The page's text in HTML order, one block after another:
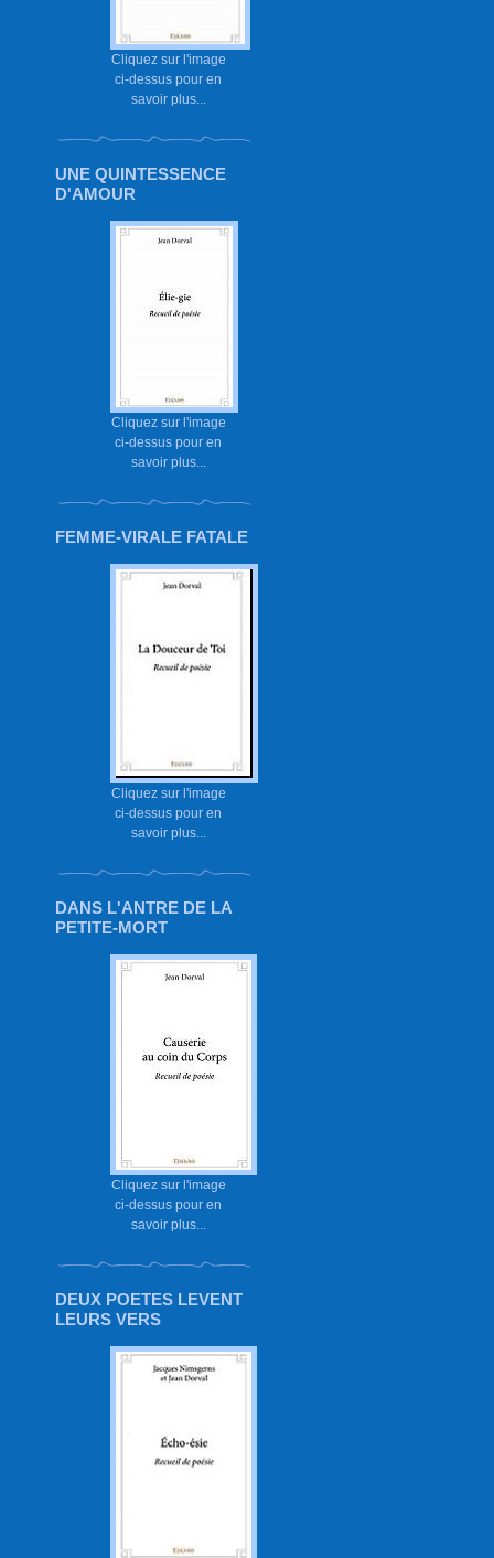
Cliquez sur l'image
ci-dessus pour en
savoir plus...
UNE QUINTESSENCE
D'AMOUR
Cliquez sur l'image
ci-dessus pour en
savoir plus...
FEMME-VIRALE FATALE
Cliquez sur l'image
ci-dessus pour en
savoir plus...
DANS L'ANTRE DE LA
PETITE-MORT
Cliquez sur l'image
ci-dessus pour en
savoir plus...
DEUX POETES LEVENT
LEURS VERS